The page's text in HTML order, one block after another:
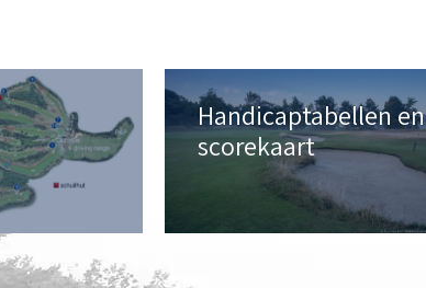
Handicaptabellen en
scorekaart